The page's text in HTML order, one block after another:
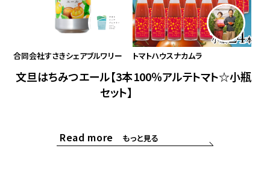
合同会社すさきシェアブルワリー
文旦はちみつエール【3本
セット】
トマトハウスナカムラ
100％アルテトマト☆小瓶
Read more もっと見る